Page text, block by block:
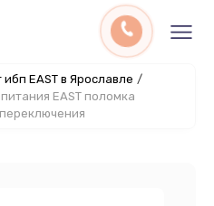
EAST в Ярославле /
EAST поломка